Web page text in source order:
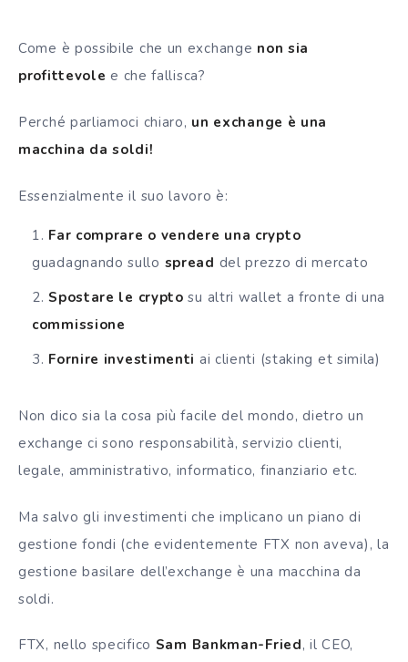
Come è possibile che un exchange non sia
profittevole e che fallisca?
Perché parliamoci chiaro, un exchange è una
macchina da soldi!
Essenzialmente il suo lavoro è:
Far comprare o vendere una crypto
guadagnando sullo spread del prezzo di mercato
Spostare le crypto su altri wallet a fronte di una
commissione
Fornire investimenti ai clienti (staking et simila)
Non dico sia la cosa più facile del mondo, dietro un
exchange ci sono responsabilità, servizio clienti,
legale, amministrativo, informatico, finanziario etc.
Ma salvo gli investimenti che implicano un piano di
gestione fondi (che evidentemente FTX non aveva), la
gestione basilare dell’exchange è una macchina da
soldi.
FTX, nello specifico Sam Bankman-Fried, il CEO,